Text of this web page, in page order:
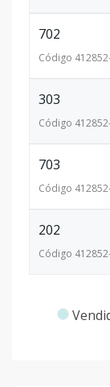
702
Código 412852
303
Código 412852
703
Código 412852
202
Código 412852